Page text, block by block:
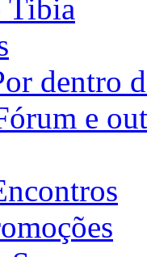
Tibia
dentro
e